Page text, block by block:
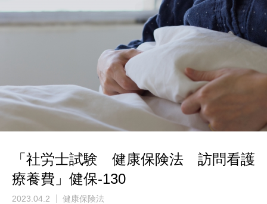
「社労士試験 健康保険法 訪問看護
療養費」健保-130
2023.04.2 健康保険法